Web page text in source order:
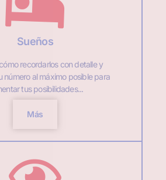
Sueños
recordarlos con detalle y
número al máximo posible para
tus posibilidades...
Más